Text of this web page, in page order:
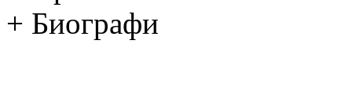
+ Биографи